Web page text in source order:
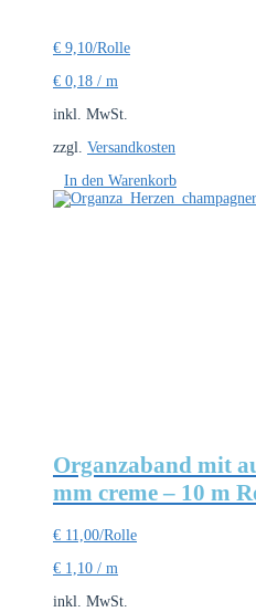
€ 9,10/Rolle
€ 0,18 / m
inkl. MwSt.
zzgl. Versandkosten
In den Warenkorb
Organzaband mit
mm creme – 10 m
€ 11,00/Rolle
€ 1,10 / m
inkl. MwSt.